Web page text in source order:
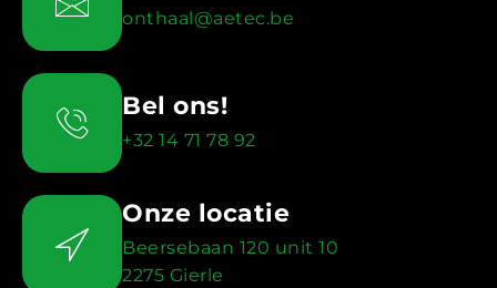
onthaal@aetec.be
Bel ons!
+32 14 71 78 92
Onze locatie
Beersebaan 120 unit 10
2275 Gierle